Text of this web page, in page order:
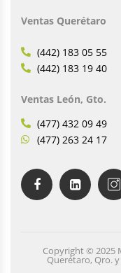
Ventas Querétaro
(442) 183 05 55
(442) 183 19 40
Ventas León, Gto.
(477) 432 09 49
(477) 263 24 17
Copyright © 2025
Querétaro, Qro. y